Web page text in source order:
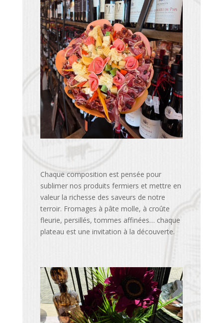
Chaque composition est pensée pour
sublimer nos produits fermiers et mettre en
valeur la richesse des saveurs de notre
terroir. Fromages à pâte molle, à croûte
fleurie, persillés, tommes affinées… chaque
plateau est une invitation à la découverte.